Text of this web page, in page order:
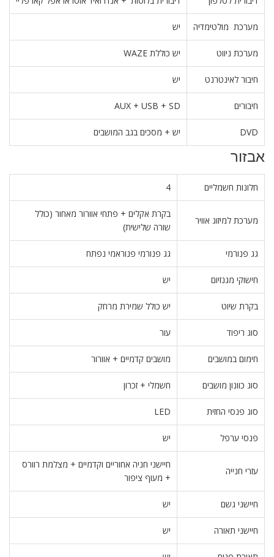
מערכת מולטימדיה יש
מערכת ניווט יש כוללת WAZE
חיבור לאינטרנט יש
חיבורים AUX + USB + SD
DVD יש + מסכים בגב המושבים
אבזור
חלונות חשמליים 4
מערכת למיזוג אוויר
בקרת אקלים + פתחי אוורור מאחור (כולל
שורה שלישית)
גג פנורמי גג פנורמי פנוראמי נפתח
חישוקי מגנזיום יש
בקרת שיוט יש כולל שמירת מרחק
סוג ריפוד עור
חימום במושבים מושבים קדמיים + אוורור
סוג כוונון מושבים חשמלי + זכרון
סוג פנסי החזית LED
פנסי ערפל יש
עזרי חנייה
חיישני חניה אחוריים וקדמיים + מצלמת רוורס
+ מעוף ציפור
חיישני גשם יש
חיישני תאורה יש